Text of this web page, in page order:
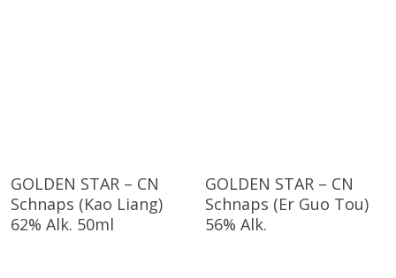
GOLDEN STAR – CN
Schnaps (Kao Liang)
62% Alk. 50ml
GOLDEN STAR – CN
Schnaps (Er Guo Tou)
56% Alk.